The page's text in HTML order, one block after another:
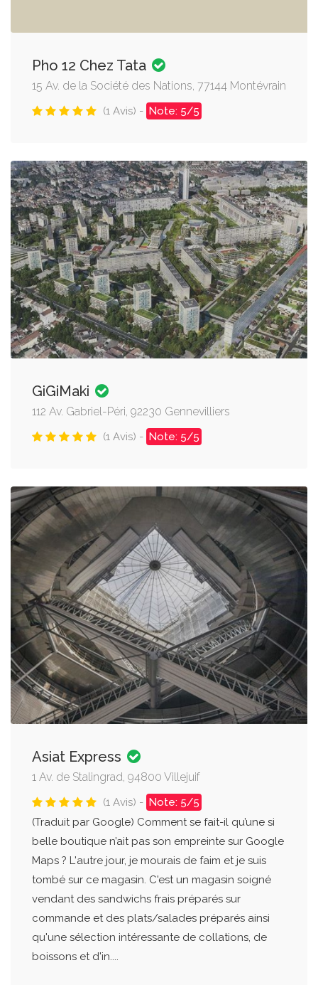
Pho 12 Chez Tata
15 Av. de la Société des Nations, 77144 Montévrain
(1 Avis) - Note: 5/5
GiGiMaki
112 Av. Gabriel-Péri, 92230 Gennevilliers
(1 Avis) - Note: 5/5
Asiat Express
1 Av. de Stalingrad, 94800 Villejuif
(1 Avis) - Note: 5/5
(Traduit par Google) Comment se fait-il qu’une si
belle boutique n’ait pas son empreinte sur Google
Maps ? L'autre jour, je mourais de faim et je suis
tombé sur ce magasin. C'est un magasin soigné
vendant des sandwichs frais préparés sur
commande et des plats/salades préparés ainsi
qu'une sélection intéressante de collations, de
boissons et d'in....